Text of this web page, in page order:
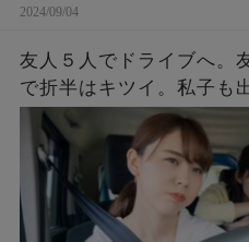
2024/09/04
友人５人でドライブへ。
で折半はキツイ。私子も
「ＯＫ。その代わりも
今すぐ降りて」Ａ『！